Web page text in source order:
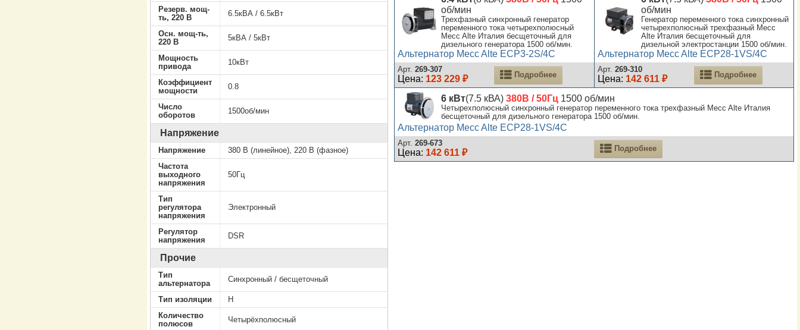
Резерв. мощ-
ть, 220 В
6.5кВА / 6.5кВт
Осн. мощ-ть,
220 В
5кВА / 5кВт
Мощность
привода
10кВт
Коэффициент
мощности
0.8
Число
оборотов
1500об/мин
Напряжение
Напряжение
380 В (линейное), 220 В (фазное)
Частота
выходного
напряжения
50Гц
Тип
регулятора
напряжения
Электронный
Регулятор
напряжения
DSR
Прочие
Тип
альтернатора
Cинхронный / бесщеточный
Тип изоляции
H
Количество
полюсов
Четырёхполюсный
об/мин
Трехфазный синхронный генератор
переменного тока четырехполюсный
Mecc Alte Италия бесщеточный для
дизельного генератора 1500 об/мин.
Альтернатор Mecc Alte ECP3-2S/4C
Арт. 269-307
Цена: 123 229 ₽ Подробнее
об/мин
Генератор переменного тока синхронный
четырехполюсный трехфазный Mecc
Alte Италия бесщеточный для
дизельной электростанции 1500 об/мин.
Альтернатор Mecc Alte ECP28-1VS/4C
Арт. 269-310
Цена: 142 611 ₽ Подробнее
6 кВт(7.5 кВА) 380В / 50Гц 1500 об/мин
Четырехполюсный синхронный генератор переменного тока трехфазный Mecc Alte Италия
бесщеточный для дизельного генератора 1500 об/мин.
Альтернатор Mecc Alte ECP28-1VS/4C
Арт. 269-673
Цена: 142 611 ₽ Подробнее